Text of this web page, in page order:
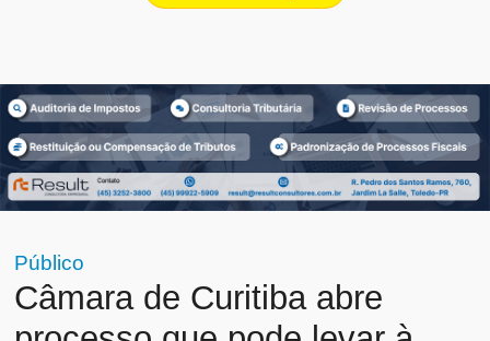
Público
Câmara de Curitiba abre